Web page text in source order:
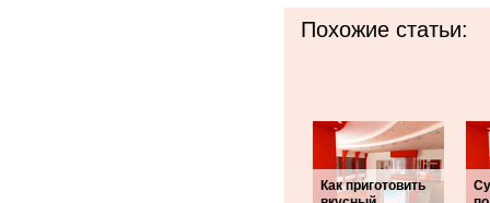
Похожие статьи:
Как приготовить